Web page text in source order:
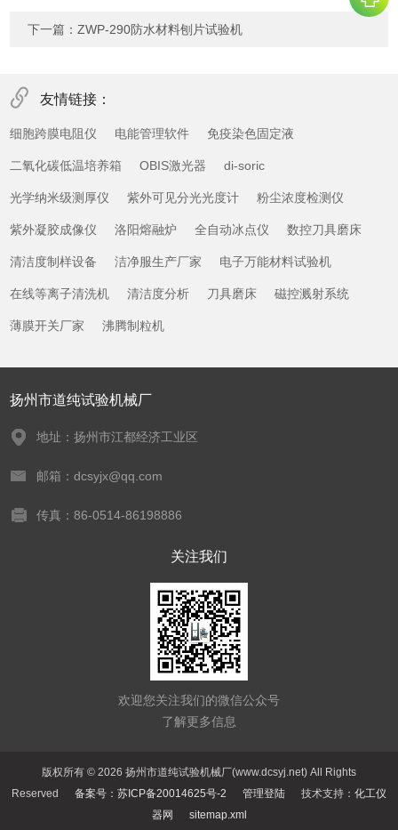
下一篇：ZWP-290防水材料刨片试验机
友情链接：
细胞跨膜电阻仪 电能管理软件 免疫染色固定液
二氧化碳低温培养箱 OBIS激光器 di-soric
光学纳米级测厚仪 紫外可见分光光度计 粉尘浓度检测仪
紫外凝胶成像仪 洛阳熔融炉 全自动冰点仪 数控刀具磨床
清洁度制样设备 洁净服生产厂家 电子万能材料试验机
在线等离子清洗机 清洁度分析 刀具磨床 磁控溅射系统
薄膜开关厂家 沸腾制粒机
扬州市道纯试验机械厂
地址：扬州市江都经济工业区
邮箱：dcsyjx@qq.com
传真：86-0514-86198886
关注我们
欢迎您关注我们的微信公众号
了解更多信息
版权所有 © 2026 扬州市道纯试验机械厂(www.dcsyj.net) All Rights
Reserved 备案号：苏ICP备20014625号-2 管理登陆 技术支持： 化工仪
器网
sitemap.xml